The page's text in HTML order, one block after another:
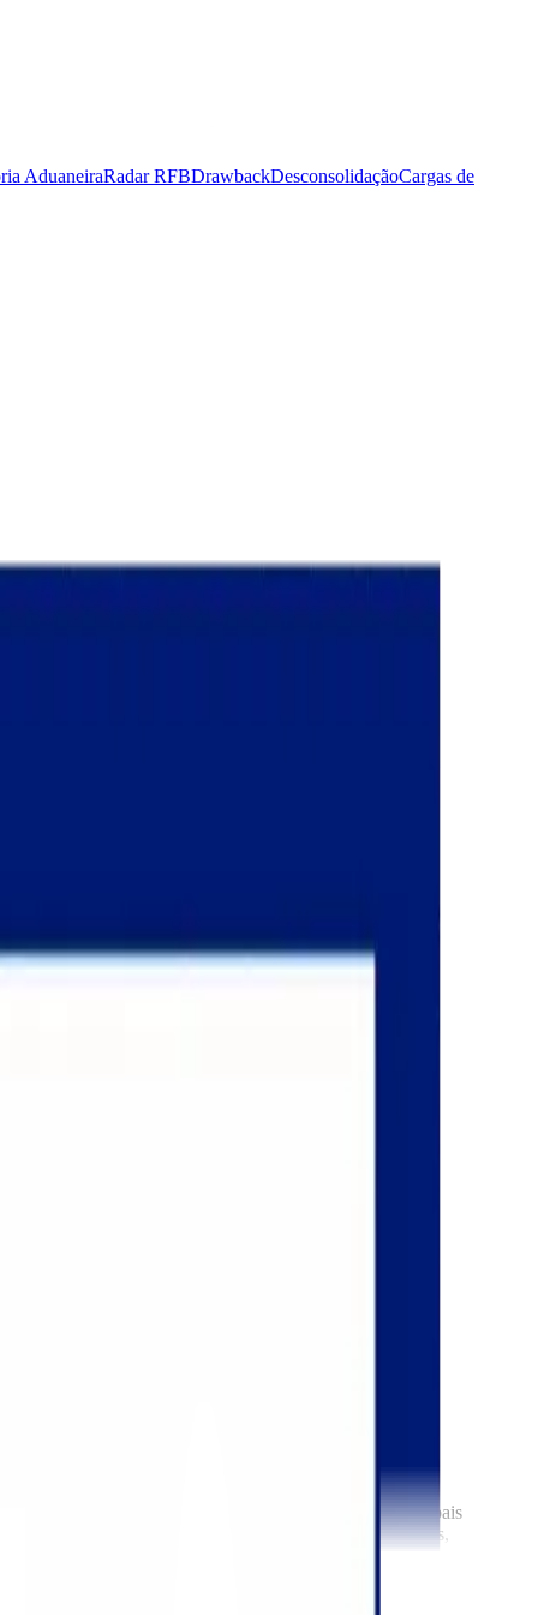
AduaneiraRadar RFBDrawbackDesconsolidaçãoCargas de
brasileiras
da Fruit Attraction São Paulo 2026, um dos principais
Center e reunirá produtores, exportadores, importadores,
de cargas perecíveis. Em 2025, a FTrade cresceu nada